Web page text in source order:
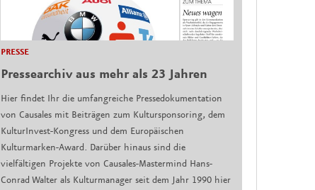
PRESSE
Pressearchiv aus mehr als 23 Jahren
Hier findet Ihr die umfangreiche Pressedokumentation
von Causales mit Beiträgen zum Kultursponsoring, dem
KulturInvest-Kongress und dem Europäischen
Kulturmarken-Award. Darüber hinaus sind die
vielfältigen Projekte von Causales-Mastermind Hans-
Conrad Walter als Kulturmanager seit dem Jahr 1990 hier